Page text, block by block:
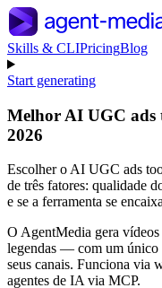
Skills & CLIPricingBlog
Start generating
Melhor AI UGC ads
2026
Escolher o AI UGC ads
de três fatores: qualidade
e se a ferramenta se
O AgentMedia gera
legendas — com um único
seus canais. Funciona via
agentes de IA via MCP.